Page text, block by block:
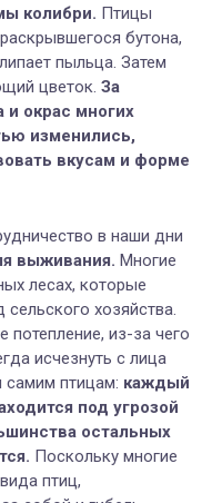
колибри. Птицы
бутона,
пыльца. Затем
цветок. За
окрас многих
изменились,
вкусам и форме
в наши дни
выживания. Многие
лесах, которые
хозяйства.
потепление, из-за чего
исчезнуть с лица
самим птицам: каждый
под угрозой
остальных
Поскольку многие
птиц,